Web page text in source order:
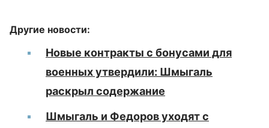
Другие новости:
Новые контракты с бонусами для
военных утвердили: Шмыгаль
раскрыл содержание
Шмыгаль и Федоров уходят с